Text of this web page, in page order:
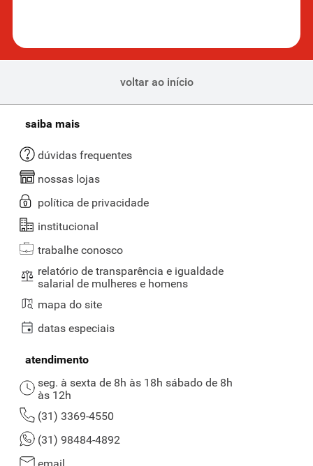
voltar ao início
saiba mais
dúvidas frequentes
nossas lojas
política de privacidade
institucional
trabalhe conosco
relatório de transparência e igualdade
salarial de mulheres e homens
mapa do site
datas especiais
atendimento
seg. à sexta de 8h às 18h sábado de 8h
às 12h
(31) 3369-4550
(31) 98484-4892